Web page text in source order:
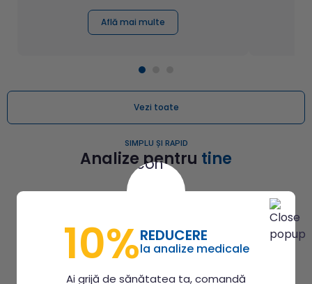
Află mai multe
Vezi toate
SIMPLU ȘI RAPID
Analize pentru tine
10%REDUCERE
la analize medicale
Ai grijă de sănătatea ta, comandă